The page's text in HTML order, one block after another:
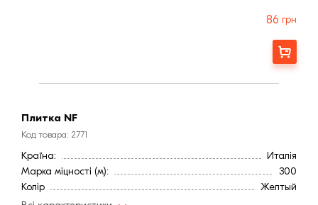
115
150
Италія
Марка міцності (м):
Фактура
86 грн
Замовити
Плитка NF
Код товара: 2771
Країна:
Италія
Марка міцності (м):
300
Колір
Желтый